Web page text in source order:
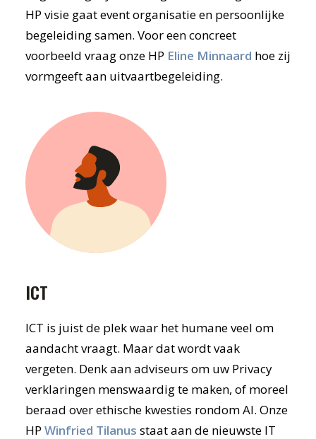
HP visie gaat event organisatie en persoonlijke
begeleiding samen. Voor een concreet
voorbeeld vraag onze HP Eline Minnaard hoe zij
vormgeeft aan uitvaartbegeleiding.
ICT
ICT is juist de plek waar het humane veel om
aandacht vraagt. Maar dat wordt vaak
vergeten. Denk aan adviseurs om uw Privacy
verklaringen menswaardig te maken, of moreel
beraad over ethische kwesties rondom AI. Onze
HP Winfried Tilanus staat aan de nieuwste IT